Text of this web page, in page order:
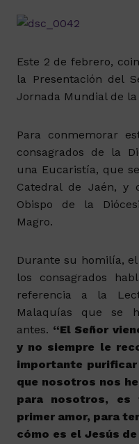
Este 2 de febrero,
la Presentación del
Jornada Mundial de la
Para conmemorar
consagrados de la
una Eucaristía, que
Catedral de Jaén, y
Obispo de la
Magro.
Durante su homilía,
los consagrados
referencia a la
Malaquías que se
antes. “El Señor
y no siempre le
importante
que nosotros nos
para nosotros, es
primer amor, para
cómo es el Jesús